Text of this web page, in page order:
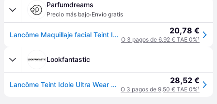
Parfumdreams
Precio más bajo·Envío gratis
Lancôme Maquillaje facial Teint Idole Ultra Wear All Over Concealer Correctores maquillaje Mujer 13 ml 20,78 €
O 3 pagos de 6,92 € TAE 0%¹
Lookfantastic
Lancôme Teint Idole Ultra Wear All Over Concealer 13ml (Varios tonos) - 215 Buff N 023 28,52 €
O 3 pagos de 9,50 € TAE 0%¹